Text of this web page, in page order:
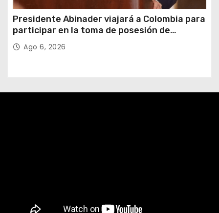
Presidente Abinader viajará a Colombia para
participar en la toma de posesión de
Abelardo de la Espriella
Ago 6, 2026